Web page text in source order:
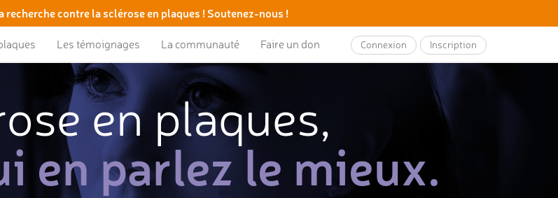
recherche contre la sclérose en plaques ! Soutenez-nous !
Les témoignages La communauté Faire un don Connexion Inscription
en plaques,
en parlez le mieux.